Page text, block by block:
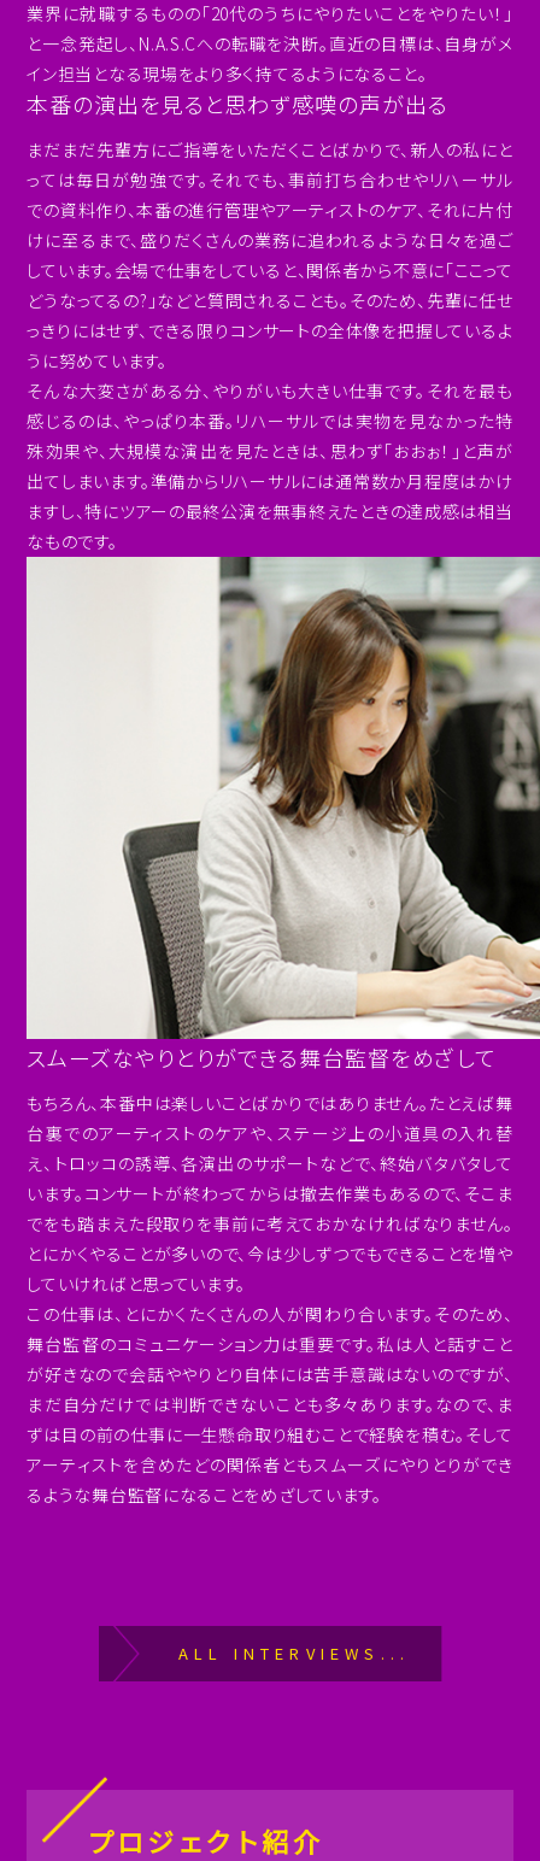
業界に就職するものの「20代のうちにやりたいことをやりたい！」
と一念発起し、N.A.S.Cへの転職を決断。直近の目標は、自身がメ
イン担当となる現場をより多く持てるようになること。
本番の演出を見ると思わず感嘆の声が出る
まだまだ先輩方にご指導をいただくことばかりで、新人の私にと
っては毎日が勉強です。それでも、事前打ち合わせやリハーサル
での資料作り、本番の進行管理やアーティストのケア、それに片付
けに至るまで、盛りだくさんの業務に追われるような日々を過ご
しています。会場で仕事をしていると、関係者から不意に「ここって
どうなってるの?」などと質問されることも。そのため、先輩に任せ
っきりにはせず、できる限りコンサートの全体像を把握しているよ
うに努めています。
そんな大変さがある分、やりがいも大きい仕事です。それを最も
感じるのは、やっぱり本番。リハーサルでは実物を見なかった特
殊効果や、大規模な演出を見たときは、思わず「おおぉ！」と声が
出てしまいます。準備からリハーサルには通常数か月程度はかけ
ますし、特にツアーの最終公演を無事終えたときの達成感は相当
なものです。
スムーズなやりとりができる舞台監督をめざして
もちろん、本番中は楽しいことばかりではありません。たとえば舞
台裏でのアーティストのケアや、ステージ上の小道具の入れ替
え、トロッコの誘導、各演出のサポートなどで、終始バタバタして
います。コンサートが終わってからは撤去作業もあるので、そこま
でをも踏まえた段取りを事前に考えておかなければなりません。
とにかくやることが多いので、今は少しずつでもできることを増や
していければと思っています。
この仕事は、とにかくたくさんの人が関わり合います。そのため、
舞台監督のコミュニケーション力は重要です。私は人と話すこと
が好きなので会話ややりとり自体には苦手意識はないのですが、
まだ自分だけでは判断できないことも多々あります。なので、ま
ずは目の前の仕事に一生懸命取り組むことで経験を積む。そして
アーティストを含めたどの関係者ともスムーズにやりとりができ
るような舞台監督になることをめざしています。
ALL INTERVIEWS...
プロジェクト紹介